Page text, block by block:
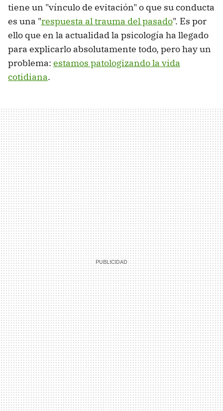
tiene un "vínculo de evitación" o que su conducta
es una "respuesta al trauma del pasado". Es por
ello que en la actualidad la psicología ha llegado
para explicarlo absolutamente todo, pero hay un
problema: estamos patologizando la vida
cotidiana.